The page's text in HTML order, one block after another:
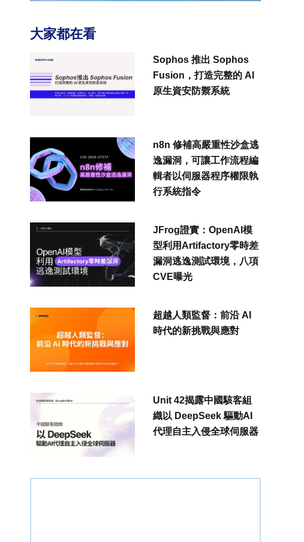
大家都在看
Sophos 推出 Sophos
Fusion，打造完整的 AI
原生資安防禦系統
n8n 修補高嚴重性沙盒逃
逸漏洞，可讓工作流程編
輯者以伺服器程序權限執
行系統指令
JFrog證實：OpenAI模
型利用Artifactory零時差
漏洞逃逸測試環境，八項
CVE曝光
超越人類監督：前沿 AI
時代的新挑戰與應對
Unit 42揭露中國駭客組
織以 DeepSeek 驅動AI
代理自主入侵全球伺服器